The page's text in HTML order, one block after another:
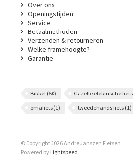
Over ons
Openingstijden
Service
Betaalmethoden
Verzenden & retourneren
Welke framehoogte?
Garantie
Bikkel (50) Gazelle elektrische fiets
omafiets (1) tweedehands fiets (1)
© Copyright 2026 Andre Janszen Fietsen
Powered by Lightspeed